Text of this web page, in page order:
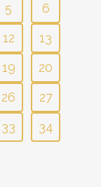
5
6
12
13
19
20
26
27
33
34